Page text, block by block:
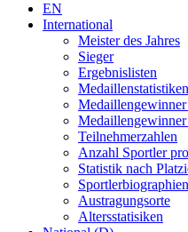
EN
International
Meister des Jahres
Sieger
Ergebnislisten
Medaillenstatistiken
Medaillengewinner
Teilnehmerzahlen
Anzahl Sportler
Statistik nach
Sportlerbiographien
Austragungsorte
Altersstatisiken